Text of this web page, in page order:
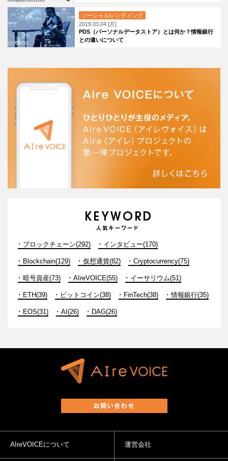
ソーシャルレンディング
2019.03.04 [月]
PDS（パーソナルデータストア）とは何か？情報銀行
との違いについて
ブロックチェーン(292) インタビュー(170)
Blockchain(129) 仮想通貨(82) Cryptocurrency(75)
暗号資産(73) AIreVOICE(55) イーサリウム(51)
ETH(39) ビットコイン(38) FinTech(38) 情報銀行(35)
EOS(31) AI(26) DAG(26)
AIreVOICEについて 運営会社